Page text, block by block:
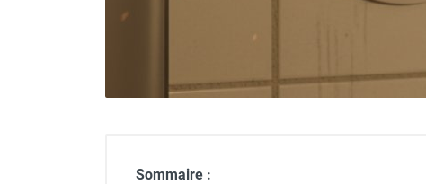
Extracteur d'air mural ATEX
Extracteur d'air mural résidentiel
Déstratificateur industriel à pales
Déstratificateur Airius
Sommaire :